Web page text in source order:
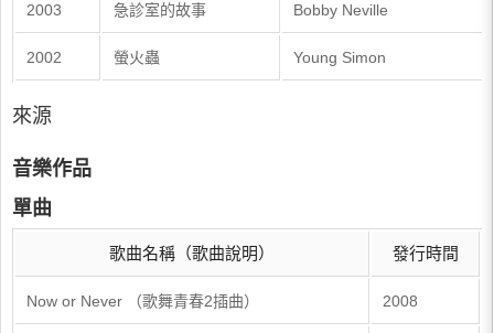
2003 急診室的故事 Bobby Neville
2002 螢火蟲 Young Simon
來源
音樂作品
單曲
歌曲名稱（歌曲說明） 發行時間
Now or Never （歌舞青春2插曲） 2008